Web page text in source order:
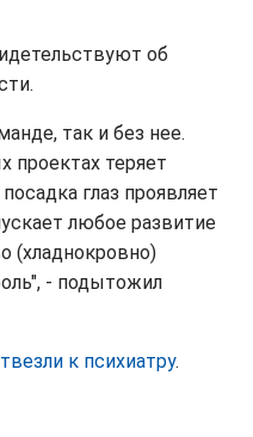
об
так и без нее.
проектах теряет
глаз проявляет
любое развитие
(хладнокровно)
- подытожил
к психиатру.